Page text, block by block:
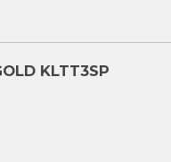
KLTT3SP